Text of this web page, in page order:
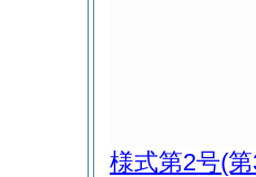
様式第2号(